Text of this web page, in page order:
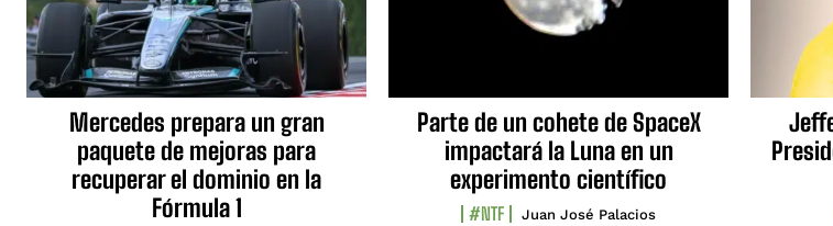
Mercedes prepara un gran
paquete de mejoras para
recuperar el dominio en la
Fórmula 1
Parte de un cohete de SpaceX
impactará la Luna en un
experimento científico
#NTF Juan José Palacios